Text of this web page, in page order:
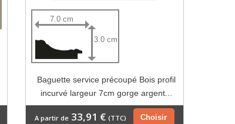
7.0 cm
3.0 cm
Baguette service précoupé Bois profil
incurvé largeur 7cm gorge argent...
Choisir
A partir de33,91 € (TTC)